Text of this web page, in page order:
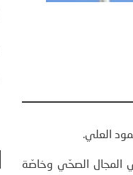
العلي.
المجال الصحّي وخاصّة